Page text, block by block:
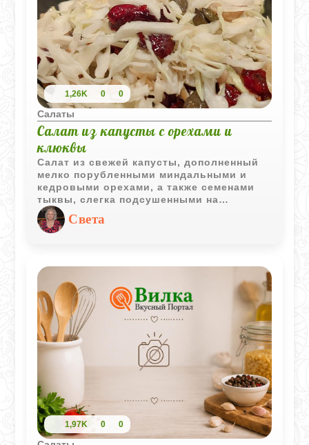
1,26K 0 0
Салаты
Салат из капусты с орехами и
клюквы
Салат из свежей капусты, дополненный
мелко порубленными миндальными и
кедровыми орехами, а также семенами
тыквы, слегка подсушенными на
сковороде, и гранатовым сиропом,
является не только вкусным, но и
полезным блюдом. Это блюдо отлично
рационе.
Света
1,97K 0 0